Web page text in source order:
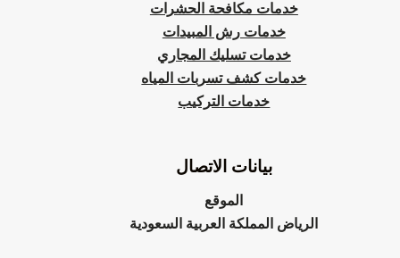
خدمات مكافحة الحشرات
خدمات رش المبيدات
خدمات تسليك المجاري
خدمات كشف تسربات المياه
خدمات التركيب
بيانات الاتصال
الموقع
الرياض المملكة العربية السعودية